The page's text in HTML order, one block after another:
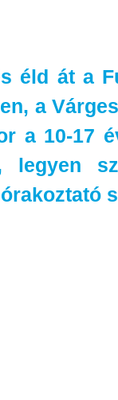
éld át a
a
a 10-17
legyen